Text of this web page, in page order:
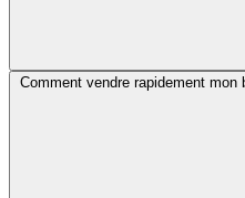
Comment vendre rapidement